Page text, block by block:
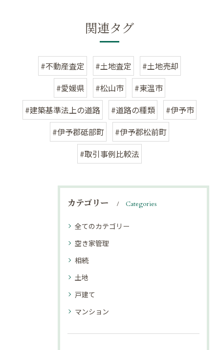
関連タグ
#不動産査定 #土地査定
#土地売却
#愛媛県
#松山市
#東温市
#建築基準法上の道路
#道路の種類
#伊予市
#伊予郡砥部町
#伊予郡松前町
#取引事例比較法
カテゴリー Categories
全てのカテゴリー
空き家管理
相続
土地
戸建て
マンション